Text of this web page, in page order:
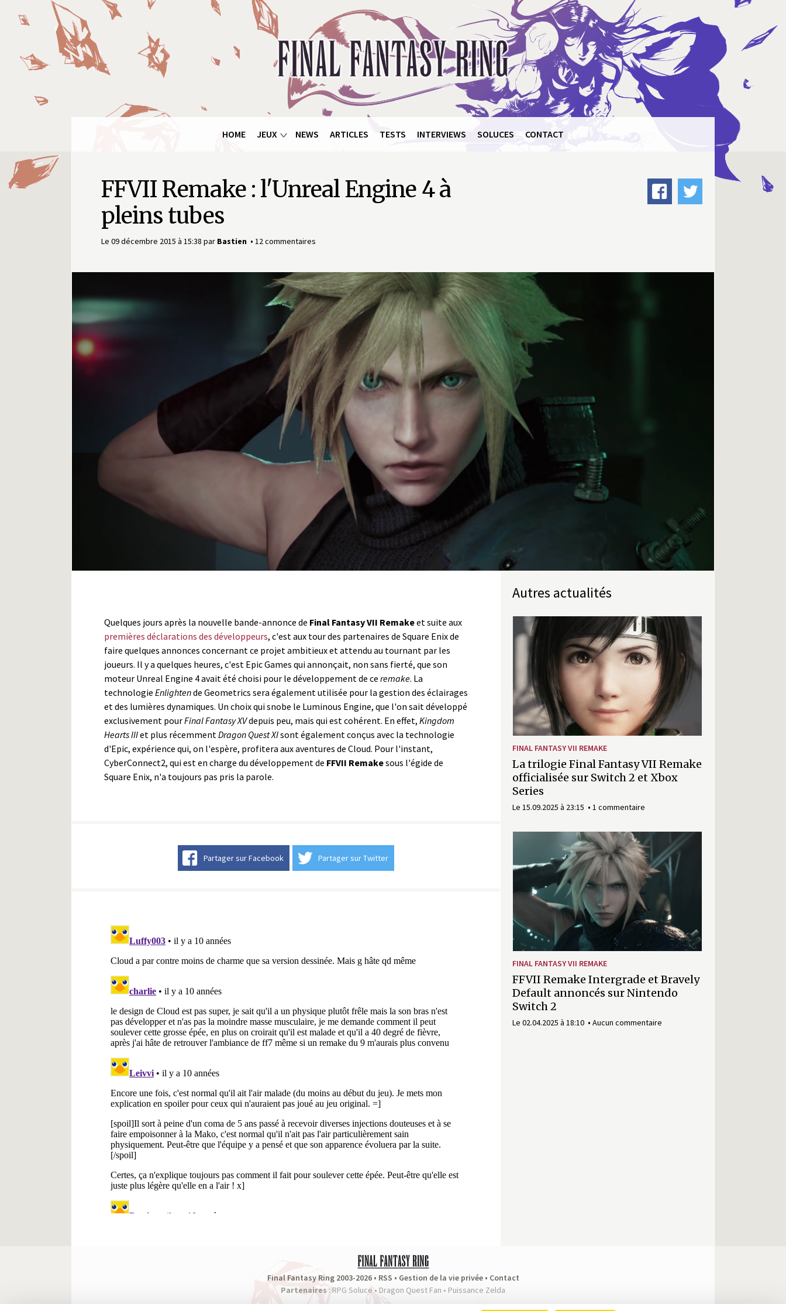
Final
Fantasy
Ring
HOME JEUX NEWS ARTICLES TESTS INTERVIEWS SOLUCES CONTACT
FFVII Remake : l'Unreal Engine 4 à
pleins tubes
Le 09 décembre 2015 à 15:38 par Bastien 12 commentaires
Quelques jours après la nouvelle bande-annonce de Final Fantasy VII Remakeet suite aux
premières déclarations des développeurs, c'est aux tour des partenaires de Square Enix de
faire quelques annonces concernant ce projet ambitieux et attendu au tournant par les
joueurs. Il y a quelques heures, c'est Epic Games qui annonçait, non sans fierté, que son
moteur Unreal Engine 4 avait été choisi pour le développement de ce remake. La
technologie Enlightende Geometrics sera également utilisée pour la gestion des éclairages
et des lumières dynamiques. Un choix qui snobe le Luminous Engine, que l'on sait développé
exclusivement pourFinal Fantasy XVdepuis peu, mais qui est cohérent. En effet, Kingdom
Hearts IIIet plus récemment Dragon Quest XIsont également conçus avec la technologie
d'Epic, expérience qui, on l'espère, profitera aux aventures de Cloud. Pour l'instant,
CyberConnect2, qui est en charge du développement de FFVII Remakesous l'égide de
Square Enix, n'a toujours pas pris la parole.
Partager sur Facebook Partager sur Twitter
Autres actualités
FINAL FANTASY VII REMAKE
La trilogie Final Fantasy VII Remake
officialisée sur Switch 2 et Xbox
Series
Le 15.09.2025 à 23:15 1 commentaire
FINAL FANTASY VII REMAKE
FFVII Remake Intergrade et Bravely
Default annoncés sur Nintendo
Switch 2
Le 02.04.2025 à 18:10 Aucun commentaire
Final Fantasy Ring 2003-2026 • RSS • Gestion de la vie privée• Contact
Partenaires : RPG Soluce • Dragon Quest Fan • Puissance Zelda
Panneau de gestion des cookies